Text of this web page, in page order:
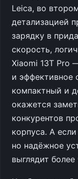
Leica, во
детализацией
зарядку в
скорость,
Xiaomi 13T Pro
и эффективное
компактный и
окажется
конкурентов
корпуса. А
но надёжное
выглядит